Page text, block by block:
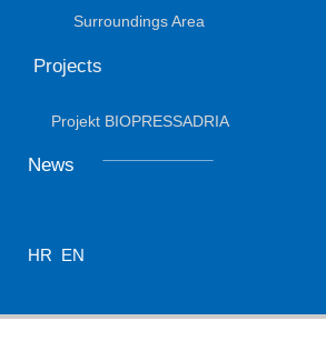
Surroundings Area
Projects
Projekt BIOPRESSADRIA
News
HR EN